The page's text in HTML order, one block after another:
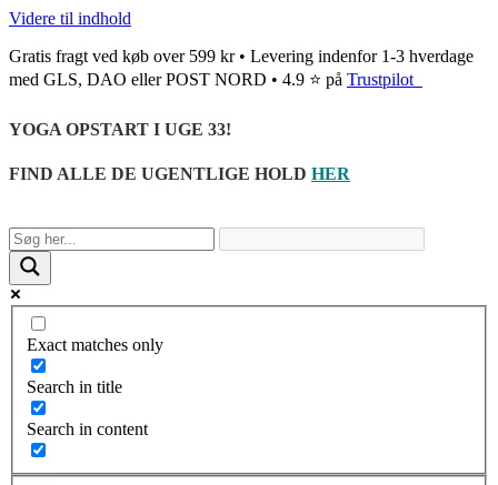
Videre til indhold
Gratis fragt ved køb over 599 kr • Levering indenfor 1-3 hverdage
med GLS, DAO eller POST NORD • 4.9 ⭐ på Trustpilot
YOGA OPSTART I UGE 33!
FIND ALLE DE UGENTLIGE HOLD HER
Exact matches only
Search in title
Search in content